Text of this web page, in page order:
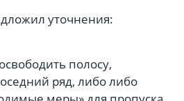
уточнения:
полосу,
ряд, либо либо